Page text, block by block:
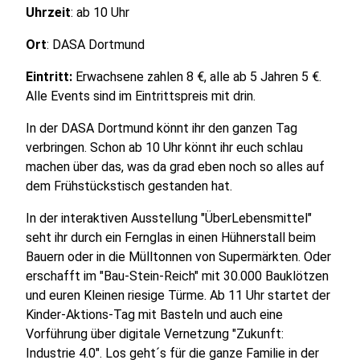
Uhrzeit: ab 10 Uhr
Ort: DASA Dortmund
Eintritt: Erwachsene zahlen 8 €, alle ab 5 Jahren 5 €.
Alle Events sind im Eintrittspreis mit drin.
In der DASA Dortmund könnt ihr den ganzen Tag
verbringen. Schon ab 10 Uhr könnt ihr euch schlau
machen über das, was da grad eben noch so alles auf
dem Frühstückstisch gestanden hat.
In der interaktiven Ausstellung "ÜberLebensmittel"
seht ihr durch ein Fernglas in einen Hühnerstall beim
Bauern oder in die Mülltonnen von Supermärkten. Oder
erschafft im "Bau-Stein-Reich" mit 30.000 Bauklötzen
und euren Kleinen riesige Türme. Ab 11 Uhr startet der
Kinder-Aktions-Tag mit Basteln und auch eine
Vorführung über digitale Vernetzung "Zukunft:
Industrie 4.0". Los geht´s für die ganze Familie in der